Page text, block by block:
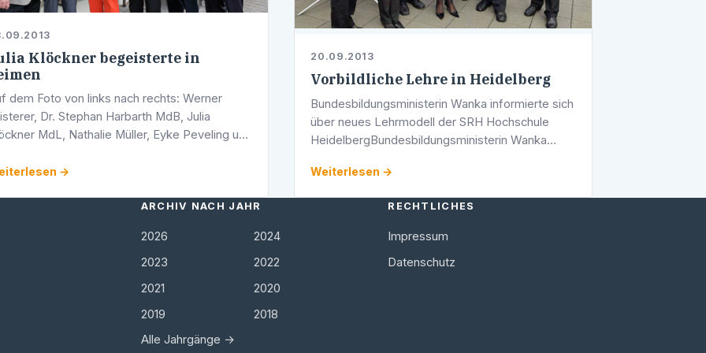
Klöckner begeisterte in
dem Foto von links nach rechts: Werner
Dr. Stephan Harbarth MdB, Julia
MdL, Nathalie Müller, Eyke Peveling und
Bundestagsabgeordneten Dr. Stephan …
→
20.09.2013
Vorbildliche Lehre in Heidelberg
Bundesbildungsministerin Wanka informierte sich
über neues Lehrmodell der SRH Hochschule
HeidelbergBundesbildungsministerin Wanka
Hochschule Heidelberg Mit einem neuen …
Weiterlesen →
ARCHIV NACH JAHR
2026
2024
2023
2022
2021
2020
2019
2018
Alle Jahrgänge →
RECHTLICHES
Impressum
Datenschutz